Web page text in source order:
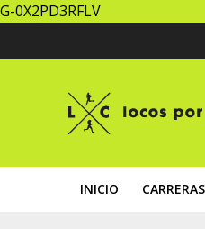
G-0X2PD3RFLV
INICIO